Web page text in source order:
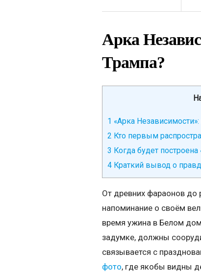
Арка
Трампа?
1 «Арка
2 Кто первым
3 Когда будет
4 Краткий вывод о
От древних фараонов до
напоминание о своём
время ужина в Белом
задумке, должны
связывается с
фото, где якобы видны